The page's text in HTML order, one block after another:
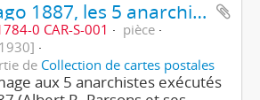
Chicago 1887, les 5 anarchistes condamnés
0 CAR-S-001
pièce
de Collection de cartes postales
aux 5 anarchistes exécutés